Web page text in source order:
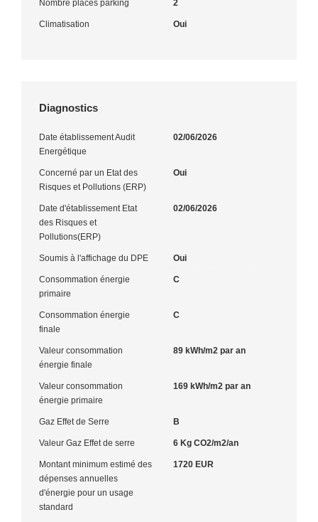
Nombre places parking 2
Climatisation Oui
Diagnostics
Date établissement Audit
Energétique
02/06/2026
Concerné par un Etat des
Risques et Pollutions (ERP)
Oui
Date d'établissement Etat
des Risques et
Pollutions(ERP)
02/06/2026
Soumis à l'affichage du DPE Oui
Consommation énergie
primaire
C
Consommation énergie
finale
C
Valeur consommation
énergie finale
89 kWh/m2 par an
Valeur consommation
énergie primaire
169 kWh/m2 par an
Gaz Effet de Serre B
Valeur Gaz Effet de serre 6 Kg CO2/m2/an
Montant minimum estimé des
dépenses annuelles
d'énergie pour un usage
standard
1720 EUR